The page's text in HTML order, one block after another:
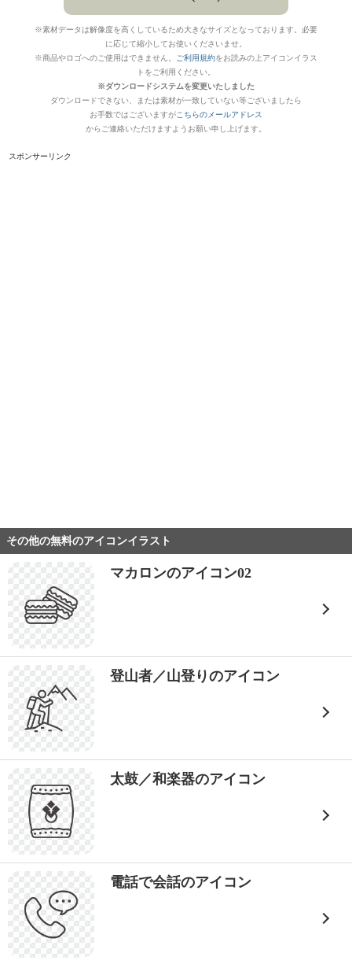
※素材データは解像度を高くしているため大きなサイズとなっております。必要
に応じて縮小してお使いくださいませ。
※商品やロゴへのご使用はできません。
ご利用規約をお読みの上アイコンイラス
トをご利用ください。
※ダウンロードシステムを変更いたしました
ダウンロードできない、または素材が一致していない等ございましたら
お手数ではございますがこちらのメールアドレス
からご連絡いただけますようお願い申し上げます。
スポンサーリンク
その他の無料のアイコンイラスト
マカロンのアイコン02
登山者／山登りのアイコン
太鼓／和楽器のアイコン
電話で会話のアイコン